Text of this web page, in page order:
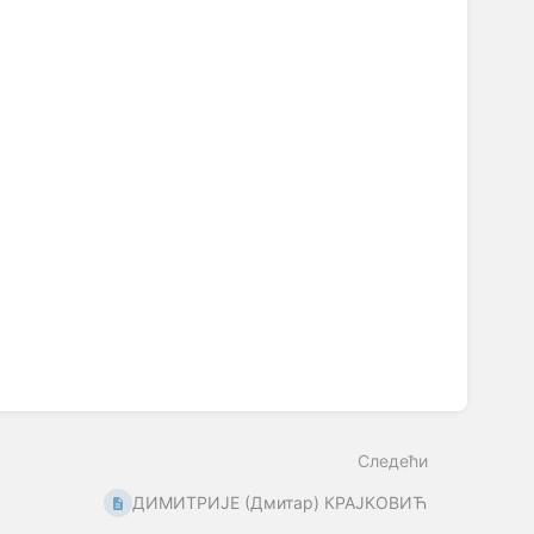
Следећи
ДИМИТРИЈЕ (Дмитар) КРАЈКОВИЋ